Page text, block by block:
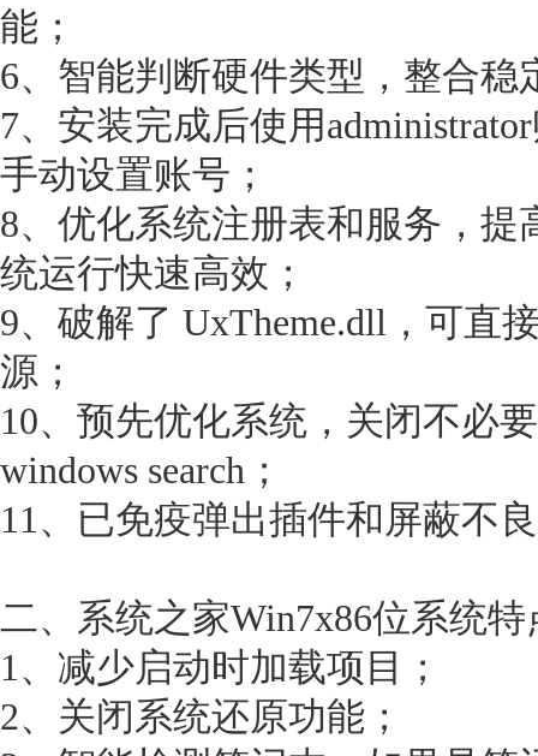
能；
6、智能判断硬件类型，整合稳
7、安装完成后使用
手动设置账号；
8、优化系统注册表和服务，
统运行快速高效；
9、破解了 UxTheme.dll，可直
源；
10、预先优化系统，关闭不必
windows search；
11、已免疫弹出插件和屏蔽不
二、系统之家Win7x86位系统特
1、减少启动时加载项目；
2、关闭系统还原功能；